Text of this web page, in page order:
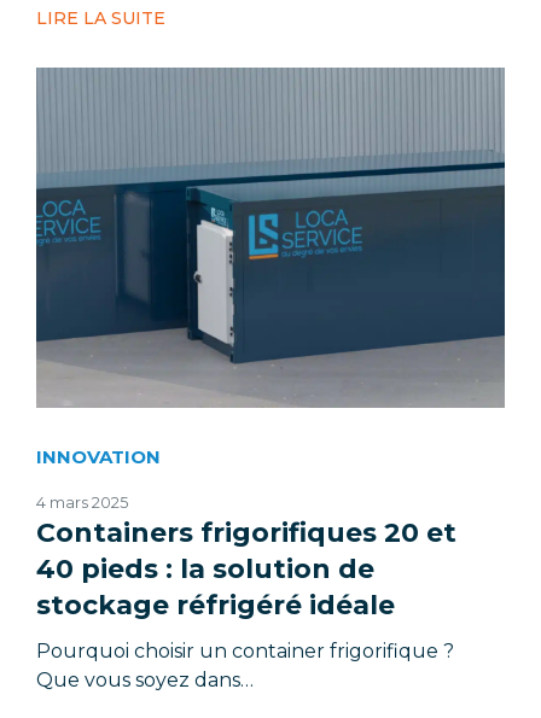
LIRE LA SUITE
INNOVATION
4 mars 2025
Containers frigorifiques 20 et
40 pieds : la solution de
stockage réfrigéré idéale
Pourquoi choisir un container frigorifique ?
Que vous soyez dans…